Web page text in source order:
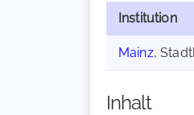
Institution
Mainz,
Inhalt